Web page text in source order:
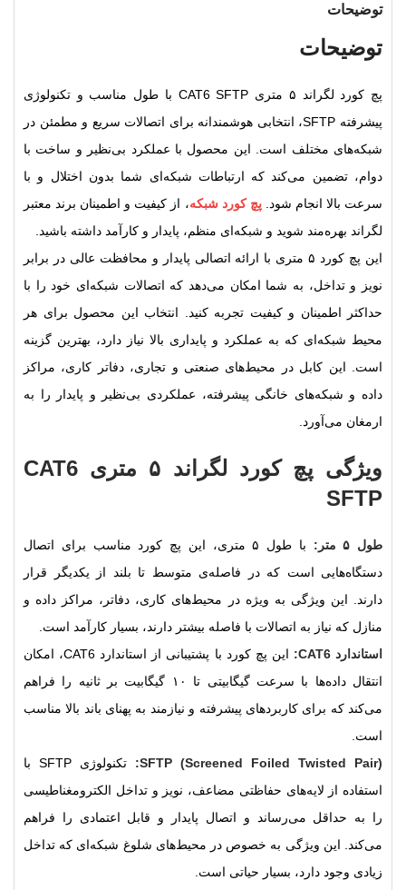
توضیحات
توضیحات
پچ کورد لگراند ۵ متری CAT6 SFTP با طول مناسب و تکنولوژی
پیشرفته SFTP، انتخابی هوشمندانه برای اتصالات سریع و مطمئن در
شبکه‌های مختلف است. این محصول با عملکرد بی‌نظیر و ساخت با
دوام، تضمین می‌کند که ارتباطات شبکه‌ای شما بدون اختلال و با
سرعت بالا انجام شود.پچ کورد شبکه، از کیفیت و اطمینان برند معتبر
لگراند بهره‌مند شوید و شبکه‌ای منظم، پایدار و کارآمد داشته باشید.
این پچ کورد ۵ متری با ارائه اتصالی پایدار و محافظت عالی در برابر
نویز و تداخل، به شما امکان می‌دهد که اتصالات شبکه‌ای خود را با
حداکثر اطمینان و کیفیت تجربه کنید. انتخاب این محصول برای هر
محیط شبکه‌ای که به عملکرد و پایداری بالا نیاز دارد، بهترین گزینه
است. این کابل در محیط‌های صنعتی و تجاری، دفاتر کاری، مراکز
داده و شبکه‌های خانگی پیشرفته، عملکردی بی‌نظیر و پایدار را به
ارمغان می‌آورد.
ویژگی پچ کورد لگراند ۵ متری CAT6
SFTP
طول ۵ متر:
با طول ۵ متری، این پچ کورد مناسب برای اتصال
دستگاه‌هایی است که در فاصله‌ی متوسط تا بلند از یکدیگر قرار
دارند. این ویژگی به ویژه در محیط‌های کاری، دفاتر، مراکز داده و
منازل که نیاز به اتصالات با فاصله بیشتر دارند، بسیار کارآمد است.
استاندارد CAT6:
این پچ کورد با پشتیبانی از استاندارد CAT6، امکان
انتقال داده‌ها با سرعت گیگابیتی تا ۱۰ گیگابیت بر ثانیه را فراهم
می‌کند که برای کاربردهای پیشرفته و نیازمند به پهنای باند بالا مناسب
است.
SFTP (Screened Foiled Twisted Pair):
تکنولوژی SFTP با
استفاده از لایه‌های حفاظتی مضاعف، نویز و تداخل الکترومغناطیسی
را به حداقل می‌رساند و اتصال پایدار و قابل اعتمادی را فراهم
می‌کند. این ویژگی به خصوص در محیط‌های شلوغ شبکه‌ای که تداخل
زیادی وجود دارد، بسیار حیاتی است.